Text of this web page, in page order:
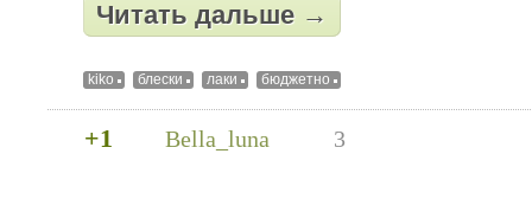
Читать дальше →
kiko блески лаки бюджетно
+1 Bella_luna 3